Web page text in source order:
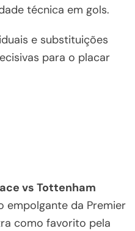
técnica em gols.
e substituições
para o placar
vs Tottenham
da Premier
como favorito pela